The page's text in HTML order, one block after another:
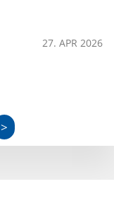
27. APR 2026
>